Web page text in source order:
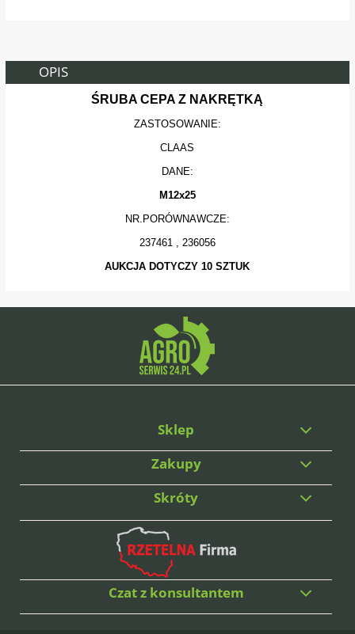
OPIS
ŚRUBA CEPA Z NAKRĘTKĄ
ZASTOSOWANIE:
CLAAS
DANE:
M12x25
NR.PORÓWNAWCZE:
237461 , 236056
AUKCJA DOTYCZY 10 SZTUK
Sklep
Zakupy
Skróty
Czat z konsultantem